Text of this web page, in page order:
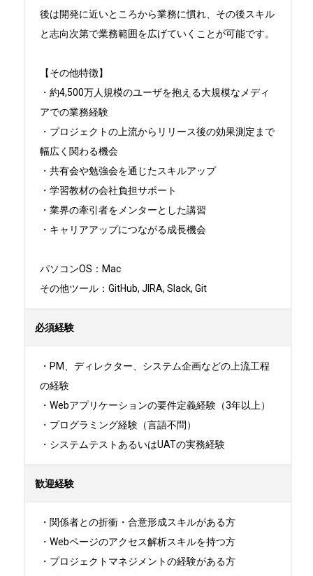
後は開発に近いところから業務に慣れ、その後スキル
と志向次第で業務範囲を広げていくことが可能です。
【その他特徴】
・約4,500万人規模のユーザを抱える大規模なメディ
アでの業務経験
・プロジェクトの上流からリリース後の効果測定まで
幅広く関わる機会
・共有会や勉強会を通じたスキルアップ
・学習教材の会社負担サポート
・業界の牽引者をメンターとした講習
・キャリアアップにつながる成長機会
パソコンOS：Mac
その他ツール：GitHub, JIRA, Slack, Git
必須経験
・PM、ディレクター、システム企画などの上流工程
の経験
・Webアプリケーションの要件定義経験（3年以上）
・プログラミング経験（言語不問）
・システムテストあるいはUATの実務経験
歓迎経験
・関係者との折衝・合意形成スキルがある方
・Webページのアクセス解析スキルを持つ方
・プロジェクトマネジメントの経験がある方